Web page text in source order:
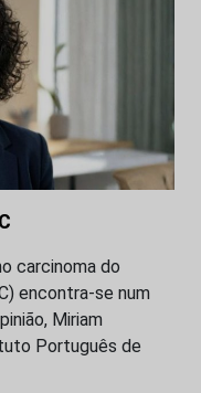
carcinoma do
encontra-se num
Miriam
Português de